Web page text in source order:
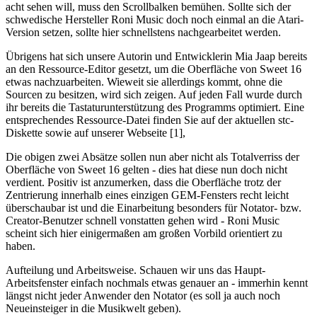
acht sehen will, muss den Scrollbalken bemühen. Sollte sich der
schwedische Hersteller Roni Music doch noch einmal an die Atari-
Version setzen, sollte hier schnellstens nachgearbeitet werden.
Übrigens hat sich unsere Autorin und Entwicklerin Mia Jaap bereits
an den Ressource-Editor gesetzt, um die Oberfläche von Sweet 16
etwas nachzuarbeiten. Wieweit sie allerdings kommt, ohne die
Sourcen zu besitzen, wird sich zeigen. Auf jeden Fall wurde durch
ihr bereits die Tastaturunterstützung des Programms optimiert. Eine
entsprechendes Ressource-Datei finden Sie auf der aktuellen stc-
Diskette sowie auf unserer Webseite [1],
Die obigen zwei Absätze sollen nun aber nicht als Totalverriss der
Oberfläche von Sweet 16 gelten - dies hat diese nun doch nicht
verdient. Positiv ist anzumerken, dass die Oberfläche trotz der
Zentrierung innerhalb eines einzigen GEM-Fensters recht leicht
überschaubar ist und die Einarbeitung besonders für Notator- bzw.
Creator-Benutzer schnell vonstatten gehen wird - Roni Music
scheint sich hier einigermaßen am großen Vorbild orientiert zu
haben.
Aufteilung und Arbeitsweise. Schauen wir uns das Haupt-
Arbeitsfenster einfach nochmals etwas genauer an - immerhin kennt
längst nicht jeder Anwender den Notator (es soll ja auch noch
Neueinsteiger in die Musikwelt geben).